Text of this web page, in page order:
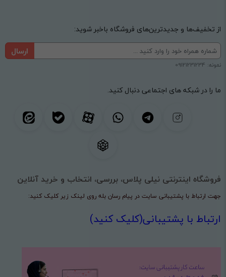
از تخفیف‌ها و جدیدترین‌های فروشگاه باخبر شوید:
ارسال
نمونه: 09121231234
ما را در شبکه های اجتماعی دنبال کنید.
فروشگاه اینترنتی نیلی پلاس، بررسی، انتخاب و خرید آنلاین
جهت ارتباط با پشتیبانی سایت در پیام رسان بله روی لینک زیر کلیک کنید:
ارتباط با پشتیبانی(کلیک کنید)